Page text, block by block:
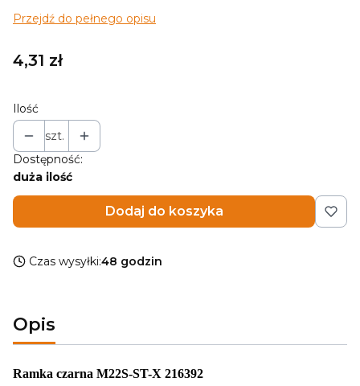
Przejdź do pełnego opisu
Cena
4,31 zł
Ilość
szt.
Dostępność:
duża ilość
Dodaj do koszyka
Czas wysyłki:48 godzin
Opis
Ramka czarna M22S-ST-X 216392